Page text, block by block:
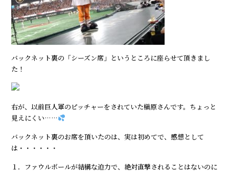
バックネット裏の「シーズン席」というところに座らせて頂きまし
た！
右が、以前巨人軍のピッチャーをされていた槇原さんです。ちょっと
見えにくい……
バックネット裏のお席を頂いたのは、実は初めてで、感想として
は・・・・・・
１．ファウルボールが結構な迫力で、絶対直撃されることはないのに